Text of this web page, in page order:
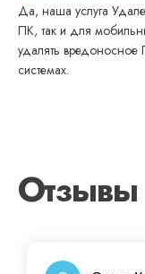
Да, наша услуга
ПК, так и для
удалять
системах.
Отзывы